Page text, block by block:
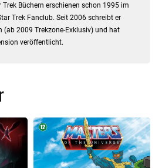
Trek Büchern erschienen schon 1995 im
Trek Fanclub. Seit 2006 schreibt er
(ab 2009 Trekzone-Exklusiv) und hat
veröffentlicht.